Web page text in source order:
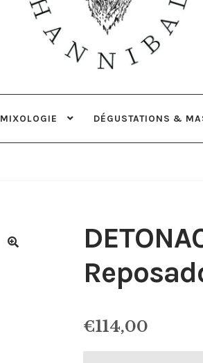
MIXOLOGIE DÉGUSTATIONS &
€114,00